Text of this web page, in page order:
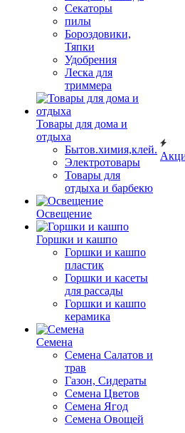
Секаторы
пилы
Бороздовики,
Тяпки
Удобрения
Леска для
триммера
Товары для дома и
отдыха
Бытов.химия,клей.
Электротовары
Товары для
отдыха и барбекю
Освещение
Горшки и кашпо
Горшки и кашпо
пластик
Горшки и касеты
для рассады
Горшки и кашпо
керамика
Семена
Семена Салатов и
трав
Газон, Сидераты
Семена Цветов
Семена Ягод
Семена Овощей